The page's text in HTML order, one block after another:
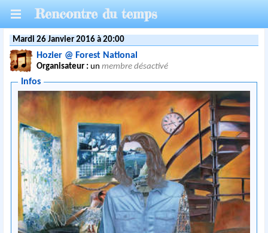
Rencontre du temps
Mardi 26 Janvier 2016 à 20:00
Hozier @ Forest National
Organisateur : unmembre désactivé
Infos